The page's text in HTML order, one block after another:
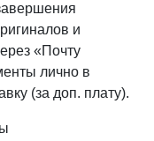
и
«Почту
лично в
(за доп. плату).